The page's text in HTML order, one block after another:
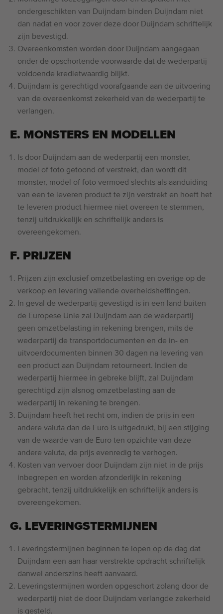
ondergeschikten van Duijndam binden Duijndam niet
dan nadat en voor zover deze door Duijndam schriftelijk
zijn bevestigd.
Overeenkomsten worden door Duijndam aangegaan
onder de opschortende voorwaarde dat de wederpartij
voldoende kredietwaardig blijkt.
Duijndam is gerechtigd voorafgaande aan de uitvoering
van de overeenkomst zekerheid van de wederpartij te
verlangen.
E. MONSTERS EN MODELLEN
Is door Duijndam aan de wederpartij een monster,
model of foto getoond of verstrekt, dan wordt dit
monster, model of foto vermoed slechts als aanduiding
van een te leveren product te zijn verstrekt en hoeft het
te leveren product hiermee niet overeen te stemmen,
tenzij uitdrukkelijk en schriftelijk anders is
overeengekomen.
F. PRIJZEN
Prijzen zijn exclusief omzetbelasting en overige op de
verkoop en levering vallende overheidsheffingen.
In geval de wederpartij gevestigd is in een land buiten
de Europese Unie zal Duijndam aan de wederpartij
geen omzetbelasting in rekening brengen, mits de
wederpartij de transportdocumenten en de in- en
uitvoerdocumenten binnen 30 dagen na levering van
een product aan Duijndam retourneert. Indien de
wederpartij hiermee in gebreke blijft, zal Duijndam
gerechtigd zijn alsnog omzetbelasting aan de
wederpartij in rekening te brengen.
Duijndam heeft het recht om, indien de prijs in een
andere valuta dan de Euro is uitgedrukt, bij een stijging
van de waarde van de Euro ten opzichte van deze
andere valuta, de prijs evenredig te verhogen.
Kosten van vervoer door Duijndam zijn niet in de prijs
inbegrepen en worden afzonderlijk in rekening
gebracht, tenzij uitdrukkelijk en schriftelijk anders is
overeengekomen.
G. LEVERINGSTERMIJNEN
Leveringstermijnen beginnen te lopen op de dag dat
Duijndam een aan haar verstrekte opdracht schriftelijk
danwel anderszins heeft aanvaard.
Leveringstermijnen worden opgeschort zolang door de
wederpartij niet de door Duijndam verlangde zekerheid
is gesteld.